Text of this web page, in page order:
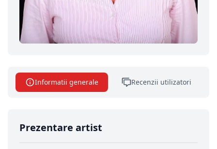
Informatii generale Recenzii utilizatori
Prezentare artist